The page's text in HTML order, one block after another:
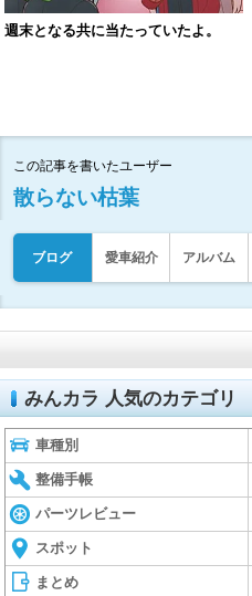
週末となる共に当たっていたよ。
この記事を書いたユーザー
散らない枯葉
ブログ 愛車紹介 アルバム
みんカラ 人気のカテゴリ
車種別
整備手帳
パーツレビュー
スポット
まとめ